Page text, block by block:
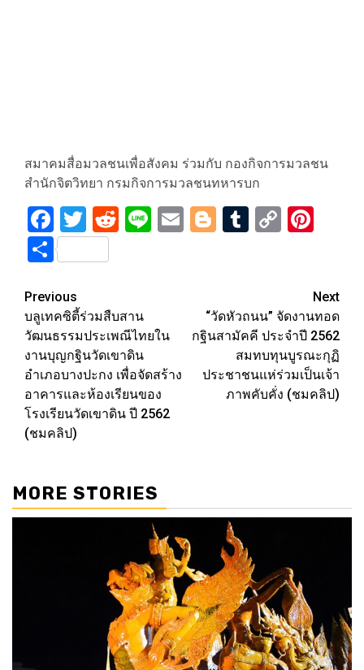
สมาคมสื่อมวลชนเพื่อสังคม​ ร่วมกับ กองกิจการมวลชน​
สำนักจิตวิทยา​ กรมกิจการมวลชนทหารบก​
Facebook
Twitter
Reddit
LineEmailBlogger
Tumblr
Copy
Share
Post
navigation
Previous
บลูเทคซิตี้ร่วมสืบสาน
วัฒนธรรมประเพณีไทยใน
งานบุญกฐินวัดเขาดิน
อำเภอบางปะกง เพื่อจัดสร้าง
อาคารและห้องเรียนของ
โรงเรียนวัดเขาดิน ปี 2562
(ชมคลิป)
Next
“วัดหัวถนน” จัดงานทอด
กฐินสามัคคี ประจำปี 2562
สมทบทุนบูรณะกุฏิ
ประชาชนแห่ร่วมเป็นเจ้า
ภาพคับคั่ง (ชมคลิป)
MORE STORIES